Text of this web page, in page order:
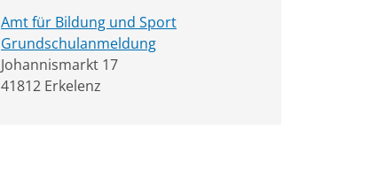
Amt für Bildung und Sport
Grundschulanmeldung
Straße:
Johannismarkt Hausnummer:
17
PLZ:
41812 Ort:
Erkelenz